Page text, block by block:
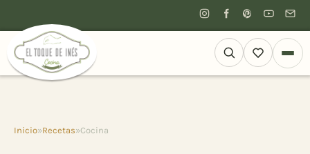
Inicio»Recetas»Cocina